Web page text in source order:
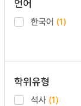
언어
한국어 (1)
학위유형
석사 (1)